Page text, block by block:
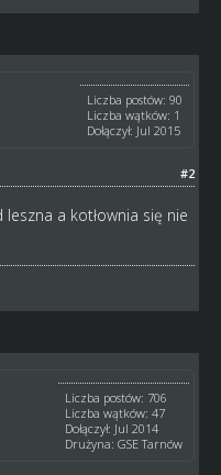
Liczba postów: 90
Liczba wątków: 1
Dołączył: Jul 2015
#2
a kotłownia się nie
Liczba postów: 706
Liczba wątków: 47
Dołączył: Jul 2014
Drużyna: GSE Tarnów